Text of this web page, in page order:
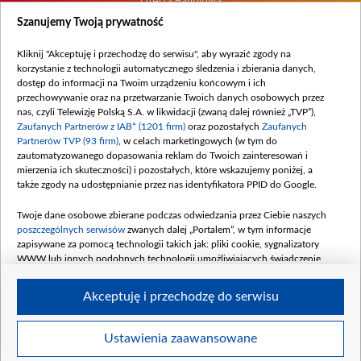
Dostępność
Procedura zgłoszeń wewnętrznych
Szanujemy Twoją prywatność
Kliknij "Akceptuję i przechodzę do serwisu", aby wyrazić zgody na
korzystanie z technologii automatycznego śledzenia i zbierania danych,
dostęp do informacji na Twoim urządzeniu końcowym i ich
przechowywanie oraz na przetwarzanie Twoich danych osobowych przez
nas, czyli Telewizję Polską S.A. w likwidacji (zwaną dalej również „TVP”),
Zaufanych Partnerów z IAB* (1201 firm) oraz pozostałych Zaufanych
Partnerów TVP (93 firm) , w celach marketingowych (w tym do
zautomatyzowanego dopasowania reklam do Twoich zainteresowań i
mierzenia ich skuteczności) i pozostałych, które wskazujemy poniżej, a
także zgody na udostępnianie przez nas identyfikatora PPID do Google.
Twoje dane osobowe zbierane podczas odwiedzania przez Ciebie naszych
poszczególnych serwisów zwanych dalej „Portalem”, w tym informacje
zapisywane za pomocą technologii takich jak: pliki cookie, sygnalizatory
WWW lub innych podobnych technologii umożliwiających świadczenie
Twoje dane osobowe zbierane podczas odwiedzania przez Ciebie
Ustawienia zaawansowane
Akceptuję i przechodzę do serwisu